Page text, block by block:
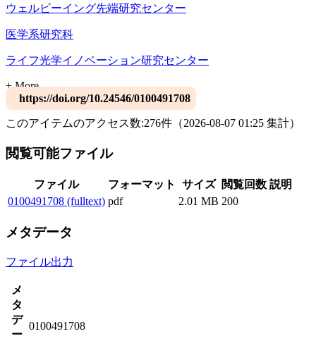
ウェルビーイング先端研究センター
医学系研究科
ライフ光学イノベーション研究センター
+ More
https://doi.org/10.24546/0100491708
このアイテムのアクセス数:276件 （2026-08-07 01:25 集計）
閲覧可能ファイル
ファイル フォーマット サイズ 閲覧回数 説明
0100491708 (fulltext) pdf 2.01 MB 200
メタデータ
ファイル出力
メ
タ
デ
ー
0100491708